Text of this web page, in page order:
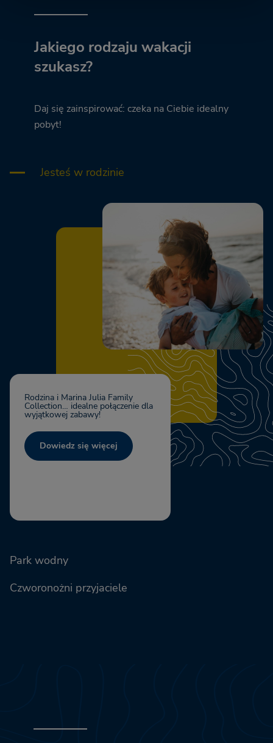
Jakiego rodzaju wakacji
szukasz?
Daj się zainspirować: czeka na Ciebie idealny
pobyt!
Jesteś w rodzinie
Rodzina i Marina Julia Family
Collection… idealne połączenie dla
wyjątkowej zabawy!
Dowiedz się więcej
Park wodny
Czworonożni przyjaciele